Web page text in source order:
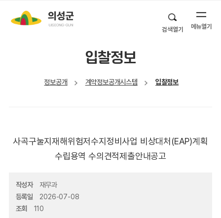
검색열기 메뉴열기
입찰정보
정보공개 계약정보공개시스템 입찰정보
사곡구눌지재해위험저수지정비사업 비상대처(EAP)계획
수립용역 수의견적제출안내공고
작성자
재무과
등록일
2026-07-08
조회
110